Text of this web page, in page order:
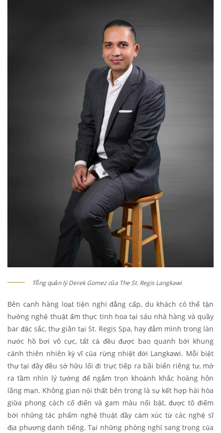
Tổng quản lý Derek Gomez của The St. Regis Langkawi
Bên cạnh hàng loạt tiện nghi đẳng cấp, du khách có thể tận
hưởng nghệ thuật ẩm thực tinh hoa tại sáu nhà hàng và quầy
bar đặc sắc, thư giãn tại St. Regis Spa, hay đắm mình trong làn
nước hồ bơi vô cực, tất cả đều được bao quanh bởi khung
cảnh thiên nhiên kỳ vĩ của rừng nhiệt đới Langkawi. Mỗi biệt
thự tại đây đều sở hữu lối đi trực tiếp ra bãi biển riêng tư, mở
ra tầm nhìn lý tưởng để ngắm trọn khoảnh khắc hoàng hôn
lãng mạn. Không gian nội thất bên trong là sự kết hợp hài hòa
giữa phong cách cổ điển và gam màu nổi bật, được tô điểm
bởi những tác phẩm nghệ thuật đầy cảm xúc từ các nghệ sĩ
địa phương danh tiếng. Tại những phòng nghỉ sang trọng của